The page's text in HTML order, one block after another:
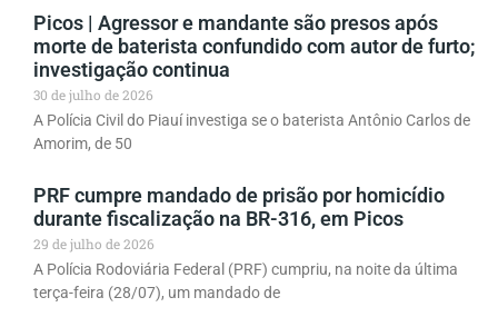
Picos | Agressor e mandante são presos após
morte de baterista confundido com autor de furto;
investigação continua
30 de julho de 2026
A Polícia Civil do Piauí investiga se o baterista Antônio Carlos de
Amorim, de 50
PRF cumpre mandado de prisão por homicídio
durante fiscalização na BR-316, em Picos
29 de julho de 2026
A Polícia Rodoviária Federal (PRF) cumpriu, na noite da última
terça-feira (28/07), um mandado de